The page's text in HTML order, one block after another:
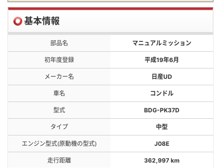
基本情報
部品名 マニュアルミッション
初年度登録 平成19年6月
メーカー名 日産UD
車名 コンドル
型式 BDG-PK37D
タイプ 中型
エンジン型式(原動機の型式) J08E
走行距離 362,997 km